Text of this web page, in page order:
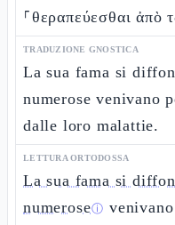
⸀θεραπεύεσθαι ἀπὸ
TRADUZIONE GNOSTICA
La sua fama si
numerose venivano
dalle loro malattie.
LETTURA ORTODOSSA
La sua fama si
numeroseⓘ